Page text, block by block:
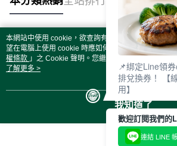
熱門標籤
本網站中使用 cookie，欲查詢有關本網站使用 cookie
望在電腦上使用 cookie 時應如何變更電腦的 cookie
權條款 」之 Cookie 聲明。您繼續使用本網站即表示
用條款之 Cookie 聲明使用 cookie。
了解更多 >
我知道了
📌綁定Line領
排兌換券！ 【
用】
歡迎訂閱我們的
連結 LINE